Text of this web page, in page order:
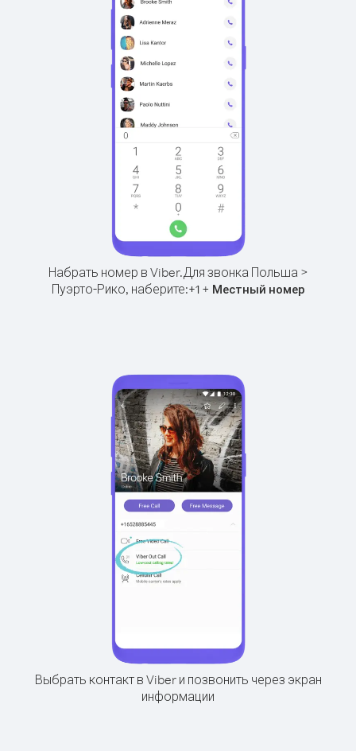
Набрать номер в Viber.Для звонка Польша >
Пуэрто-Рико, наберите:+1+ Местный номер
Выбрать контакт в Viber и позвонить через экран
информации